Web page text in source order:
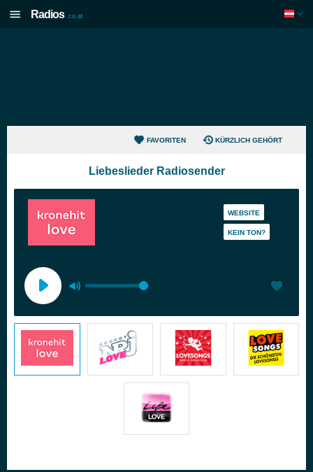
Radios .co.at
FAVORITEN KÜRZLICH GEHÖRT
Liebeslieder Radiosender
WEBSITE
KEIN TON?